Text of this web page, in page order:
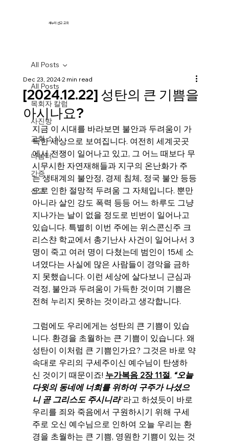
새누리 선교 교회
All Posts
목회자 칼럼
사진방
교회 소식
나눔터
간증
선교
All Posts
[2024.12.22] 성탄의 큰 기쁨을
아시나요?
Dec 23, 20242 min read
지금 이 시대를 바라보면 불안과 두려움이 가
득한 세상으로 보여집니다. 여전히 세계곳곳
에서 전쟁이 일어나고 있고, 그 어느 때보다 무
시무시한 자연재해들과 지구의 온난화가 주
는 생태계의 불안정, 경제 침체, 정국 불안 등등
으로 인한 절망적 두려움 그 자체입니다. 뿐만
아니라 살인 강도 폭력 등등 어느 하루도 그냥
지나가는 날이 없을 정도로 빈번이 일어나고
있습니다. 특별히 이번 주에는 위스콘신주 크
리스챤 학교에서 총기난사 사건이 일어나서 3
명이 죽고 여러 명이 다쳤는데 범인이 15세 소
녀였다는 사실에 많은 사람들이 경악을 금하
지 못했습니다. 이런 세상에 살다보니 근심과
걱정, 불안과 두려움이 가득한 것이며 기쁨은
전혀 누리지 못하는 것이라고 생각합니다.
그럼에도 우리에게는 성탄의 큰 기쁨이 있습
니다. 환경을 초월하는 큰 기쁨이 있습니다. 왜
성탄이 이처럼 큰 기쁨인가요? 그것은 바로 약
속대로 우리의 구세주이신 예수님이 탄생하
신 것이기 때문이죠! 누가복음 2장 11절, “오늘
다윗의 동네에 너희를 위하여 구주가 나셨으
니 곧 그리스도 주시니라”라고 하셨듯이 바로
우리를 죄와 죽음에서 구원하시기 위해 구세
주로 오신 예수님으로 인하여 오늘 우리는 환
경을 초월하는 큰 기쁨, 영원한 기쁨이 있는 것